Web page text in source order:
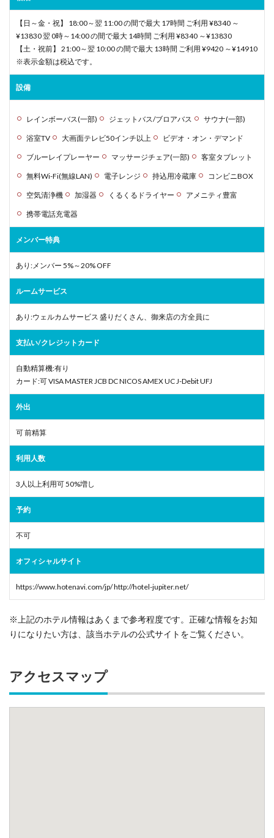
【日～金・祝】 18:00～翌 11:00 の間で最大 17時間 ご利用 ¥8340 ～
¥13830 翌 0時～14:00 の間で最大 14時間 ご利用 ¥8340 ～¥13830
【土・祝前】 21:00～翌 10:00 の間で最大 13時間 ご利用 ¥9420 ～¥14910
※表示金額は税込です。
設備
レインボーバス(一部) ジェットバス/ブロアバス サウナ(一部)
浴室TV 大画面テレビ50インチ以上 ビデオ・オン・デマンド
ブルーレイプレーヤー マッサージチェア(一部) 客室タブレット
無料Wi-Fi(無線LAN) 電子レンジ 持込用冷蔵庫 コンビニBOX
空気清浄機 加湿器 くるくるドライヤー アメニティ豊富
携帯電話充電器
メンバー特典
あり:メンバー 5%～20% OFF
ルームサービス
あり:ウェルカムサービス 盛りだくさん、御来店の方全員に
支払い/クレジットカード
自動精算機:有り
カード:可 VISA MASTER JCB DC NICOS AMEX UC J-Debit UFJ
外出
可 前精算
利用人数
3人以上利用可 50%増し
予約
不可
オフィシャルサイト
https://www.hotenavi.com/jp/ http://hotel-jupiter.net/
※上記のホテル情報はあくまで参考程度です。正確な情報をお知
りになりたい方は、該当ホテルの公式サイトをご覧ください。
アクセスマップ